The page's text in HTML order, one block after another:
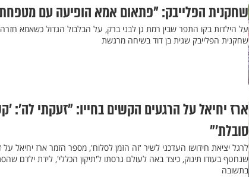
שחקנית הפלייבק: "פתאום אמא הופיעה עם
על הילדות בקו התפר שבין רמת גן לבני ברק, על הבלבול הגדול כשאמא
שחקנית הפלייבק שגית בן דוד בשיחה מרגשת
ארז יחיאל על הרגעים הקשים בחייו: "זעקתי לה’:
סובלת’"
לרגל יציאת חידושו העדכני לשיר 'זה הזמן לסלוח', מספר הזמר ארז יחיאל
שנחטף בעודו תינוק, כיצד באה לעולם גרסתו ל'תיקון הכללי', לידת ילדם
בתשובה